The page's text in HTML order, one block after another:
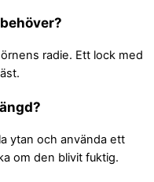
radie. Ett lock med
ytan och använda ett
om den blivit fuktig.